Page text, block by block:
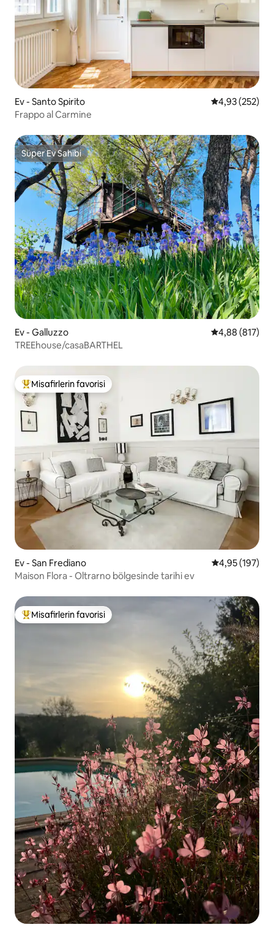
Ev - Santo Spirito 5 üzerinden
4,93 (252)
Frappo al Carmine
Süper Ev Sahibi
Süper Ev Sahibi
Ev - Galluzzo 5 üzerinden
4,88 (817)
TREEhouse/casaBARTHEL
Misafirlerin favorilerinden en beğenilenler arasında
Misafirlerin favorisi
Ev - San Frediano 5 üzerinden
4,95 (197)
Maison Flora - Oltrarno bölgesinde tarihi ev
Misafirlerin favorilerinden en beğenilenler arasında
Misafirlerin favorisi